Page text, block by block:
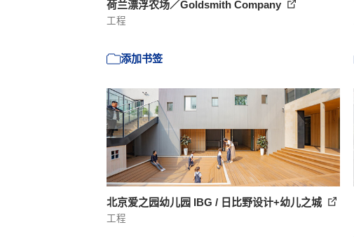
荷兰漂浮农场／Goldsmith Company
工程
添加书签
北京爱之园幼儿园 IBG / 日比野设计+幼儿之城
工程